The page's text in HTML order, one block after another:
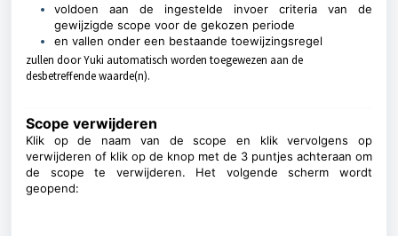
voldoen aan de ingestelde invoer criteria van de
gewijzigde scope voor de gekozen periode
en vallen onder een bestaande toewijzingsregel
zullen door Yuki automatisch worden toegewezen aan de
desbetreffende waarde(n).
Scope verwijderen
Klik op de naam van de scope en klik vervolgens op
verwijderen of klik op de knop met de 3 puntjes achteraan om
de scope te verwijderen. Het volgende scherm wordt
geopend: